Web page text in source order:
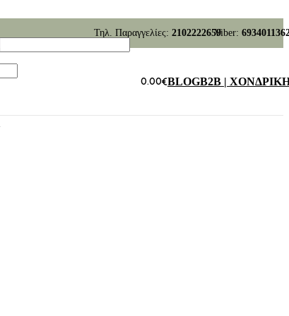
Τηλ. Παραγγελίες: 2102222659Viber:
0.00€BLOGB2B |